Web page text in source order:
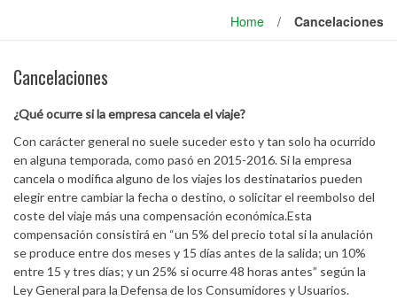
Home / Cancelaciones
Cancelaciones
¿Qué ocurre si la empresa cancela el viaje?
Con carácter general no suele suceder esto y tan solo ha ocurrido
en alguna temporada, como pasó en 2015-2016. Si la empresa
cancela o modifica alguno de los viajes los destinatarios pueden
elegir entre cambiar la fecha o destino, o solicitar el reembolso del
coste del viaje más una compensación económica.Esta
compensación consistirá en “un 5% del precio total si la anulación
se produce entre dos meses y 15 días antes de la salida; un 10%
entre 15 y tres días; y un 25% si ocurre 48 horas antes” según la
Ley General para la Defensa de los Consumidores y Usuarios.